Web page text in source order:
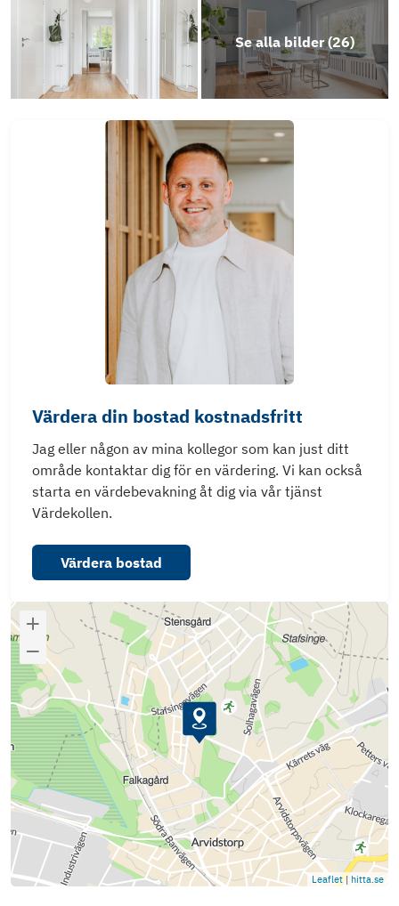
Se alla bilder (26)
Värdera din bostad kostnadsfritt
Jag eller någon av mina kollegor som kan just ditt
område kontaktar dig för en värdering. Vi kan också
starta en värdebevakning åt dig via vår tjänst
Värdekollen.
Värdera bostad
Leaflet | hitta.se